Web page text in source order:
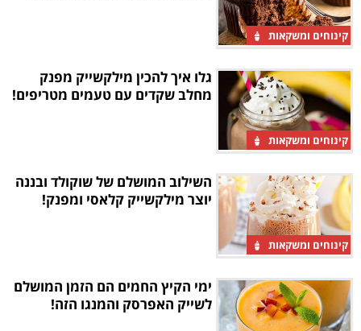
קינוחים ומשקאות
קינוחים ומשקאות
גלו איך להכין מילקשייק מפנק
מחלב שקדים עם טעמים מטריפים!
קינוחים ומשקאות
השילוב המושלם של שוקולד ובננה
יוצר מילקשייק קלאסי ומפנק!
ימי הקיץ החמים הם הזמן המושלם
לשייק האפרסק והמנגו הזה!